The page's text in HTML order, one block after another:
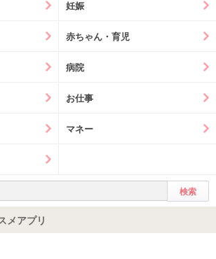
妊娠
赤ちゃん・育児
病院
お仕事
マネー
メアプリ